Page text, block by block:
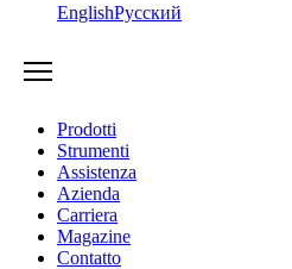
EnglishРусский
Prodotti
Strumenti
Assistenza
Azienda
Carriera
Magazine
Contatto